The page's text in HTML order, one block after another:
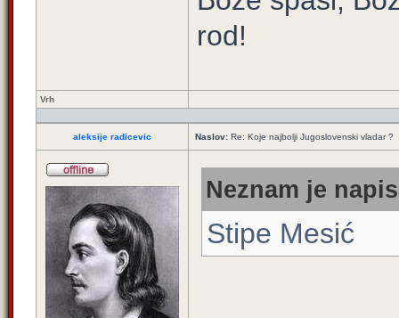
rod!
Vrh
aleksije radicevic Naslov: Re: Koje najbolji Jugoslovenski vladar ?
Neznam je
Stipe Mesić